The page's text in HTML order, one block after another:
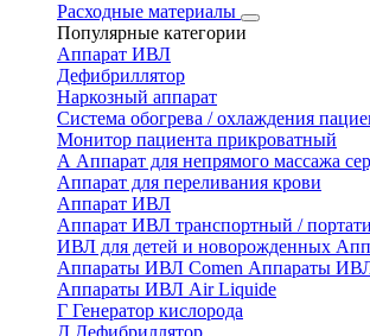
Расходные материалы
Популярные категории
Аппарат ИВЛ
Дефибриллятор
Наркозный аппарат
Система обогрева / охлаждения
Монитор пациента прикроватный
А Аппарат для непрямого массажа
Аппарат для переливания крови
Аппарат ИВЛ
Аппарат ИВЛ транспортный /
ИВЛ для детей и новорожденных
Аппараты ИВЛ Comen Аппараты
Аппараты ИВЛ Air Liquide
Г Генератор кислорода
Д Дефибриллятор